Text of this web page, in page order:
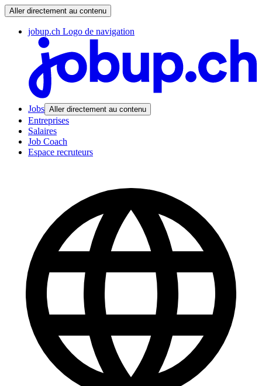
Aller directement au contenu
jobup.ch Logo de navigation
Jobs Aller directement au contenu
Entreprises
Salaires
Job Coach
Espace recruteurs